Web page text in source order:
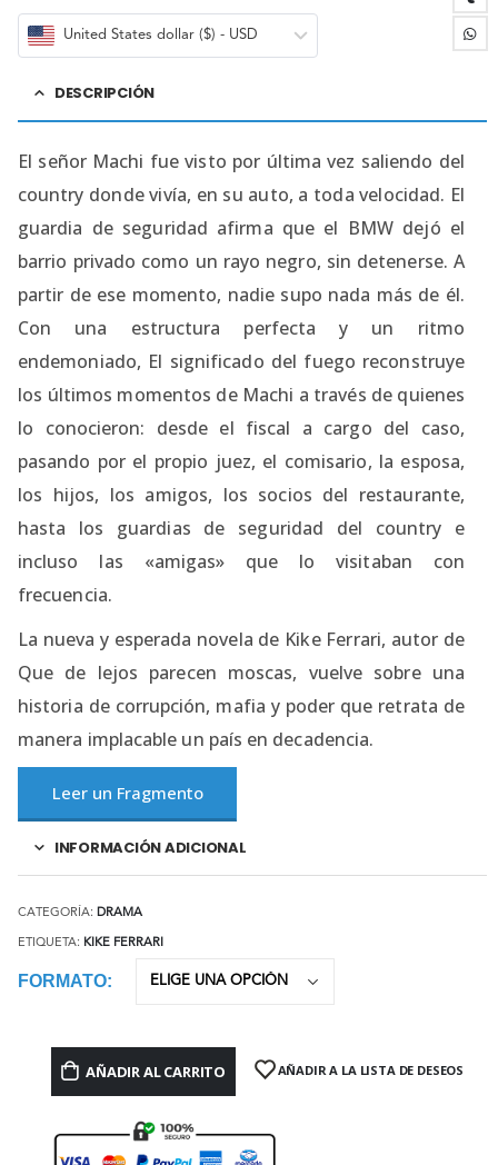
United States dollar ($) - USD
DESCRIPCIÓN
El señor Machi fue visto por última vez saliendo del
country donde vivía, en su auto, a toda velocidad. El
guardia de seguridad afirma que el BMW dejó el
barrio privado como un rayo negro, sin detenerse. A
partir de ese momento, nadie supo nada más de él.
Con una estructura perfecta y un ritmo
endemoniado, El significado del fuego reconstruye
los últimos momentos de Machi a través de quienes
lo conocieron: desde el fiscal a cargo del caso,
pasando por el propio juez, el comisario, la esposa,
los hijos, los amigos, los socios del restaurante,
hasta los guardias de seguridad del country e
incluso las «amigas» que lo visitaban con
frecuencia.
La nueva y esperada novela de Kike Ferrari, autor de
Que de lejos parecen moscas, vuelve sobre una
historia de corrupción, mafia y poder que retrata de
manera implacable un país en decadencia.
Leer un Fragmento
INFORMACIÓN ADICIONAL
CATEGORÍA: DRAMA
ETIQUETA: KIKE FERRARI
FORMATO
AÑADIR AL CARRITO AÑADIR A LA LISTA DE DESEOS